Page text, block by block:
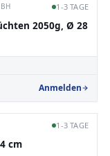
1-3 TAGE
2050g, Ø 28
Anmelden
1-3 TAGE
cm